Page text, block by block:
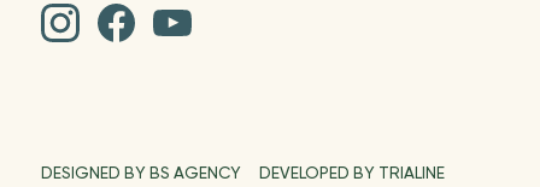
DESIGNED BY BS AGENCY DEVELOPED BY TRIALINE